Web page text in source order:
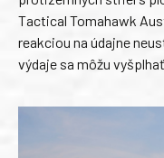
Tactical Tomahawk
reakciou na údajne
výdaje sa môžu